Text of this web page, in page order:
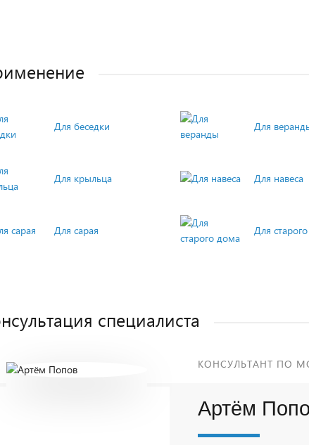
Для беседки Для
Для крыльца Для навеса
Для сарая Для
специалиста
КОНСУЛЬТАНТ ПО
Артём